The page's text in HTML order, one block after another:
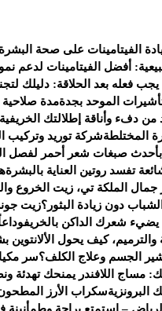
الفيتامينات على صحة
أفضل الفيتامينات لدعم
فعله بعد الحلاقة: دليلك
الموحد بجدةمدة صلاحية
دفء وأناقة إطلالتك الخريفية
المختلطةشركة توريد وتركيب
بأحدث صبغات شعر أحمر لفصل
الملكة تي، زيت الخروع
دون زيادة البثور؟زيت
شعرك الداكن بالخريف
والترميم، كيف يحول الألانتوين
الجسم وعلاج الكلف؟سر
مساج اللافندر يمنحك تهدئة
سكراب الأرز